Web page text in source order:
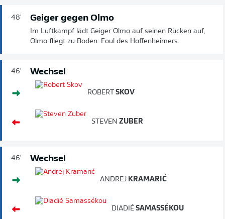
48' Geiger gegen Olmo
Im Luftkampf lädt Geiger Olmo auf seinen Rücken auf,
Olmo fliegt zu Boden. Foul des Hoffenheimers.
46' Wechsel
ROBERT SKOV
STEVEN ZUBER
46' Wechsel
ANDREJ KRAMARIĆ
DIADIÉ SAMASSÉKOU